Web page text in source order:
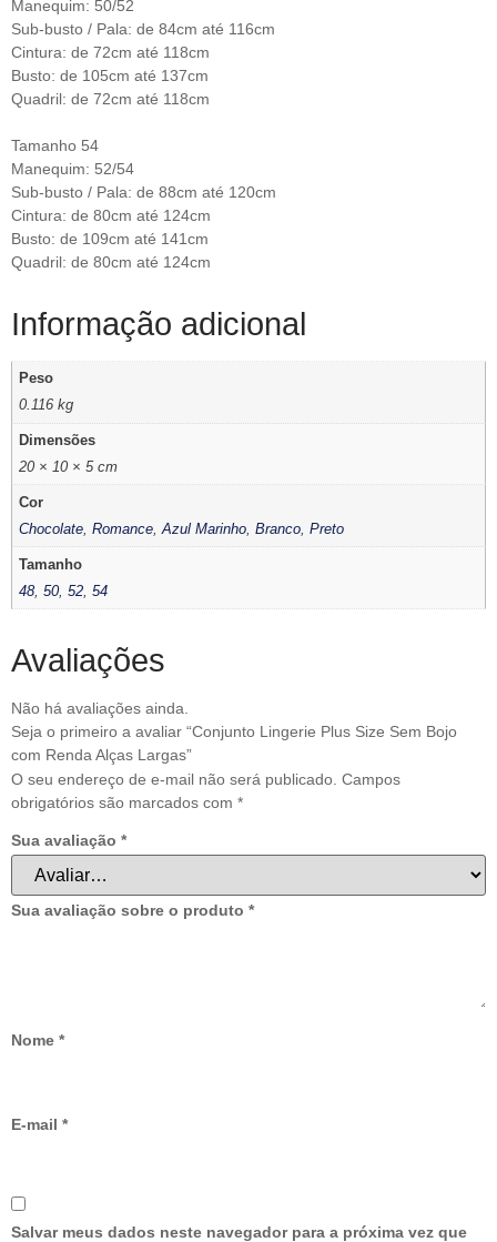
Manequim: 50/52
Sub-busto / Pala: de 84cm até 116cm
Cintura: de 72cm até 118cm
Busto: de 105cm até 137cm
Quadril: de 72cm até 118cm
Tamanho 54
Manequim: 52/54
Sub-busto / Pala: de 88cm até 120cm
Cintura: de 80cm até 124cm
Busto: de 109cm até 141cm
Quadril: de 80cm até 124cm
Informação adicional
Peso
0.116 kg
Dimensões
20 × 10 × 5 cm
Cor
Chocolate,Romance,Azul Marinho,Branco,Preto
Tamanho
48,50,52,54
Avaliações
Não há avaliações ainda.
Seja o primeiro a avaliar “Conjunto Lingerie Plus Size Sem Bojo
com Renda Alças Largas”
O seu endereço de e-mail não será publicado. Campos
obrigatórios são marcados com *
Sua avaliação *
Sua avaliação sobre o produto *
Nome *
E-mail *
Salvar meus dados neste navegador para a próxima vez que